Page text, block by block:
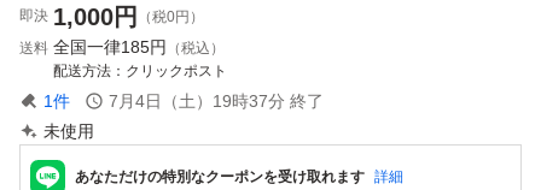
即決 1,000円
（税0円）
送料 全国一律185円
（税込）
配送方法
クリックポスト
1件 7月4日（土）19時37分 終了
未使用
あなただけの特別なクーポンを受け取れます 詳細